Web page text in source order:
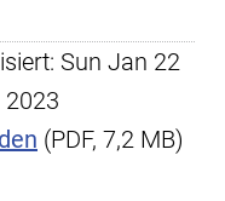
Sun Jan 22
2023
(PDF, 7,2 MB)